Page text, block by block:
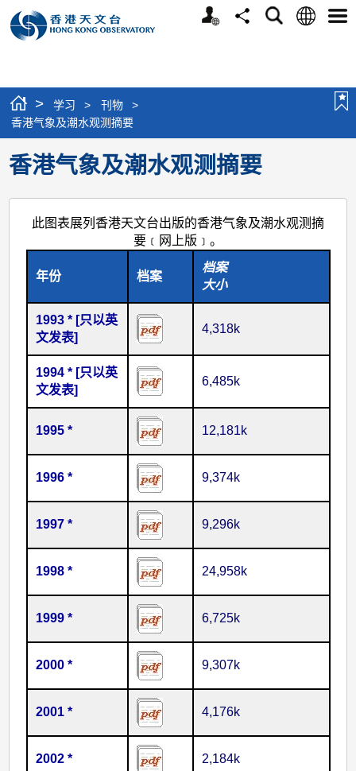
个
分
搜
语
选
> 学习 > 刊物
>
香港气象及潮水观测摘要
香港气象及潮水观测摘要
此图表展列香港天文台出版的香港气象及潮水观测摘
要﹝网上版﹞。
年份 档案
档案
大小
1993 * [只以英
文发表]
4,318k
1994 * [只以英
文发表]
6,485k
1995 * 12,181k
1996 * 9,374k
1997 * 9,296k
1998 * 24,958k
1999 * 6,725k
2000 * 9,307k
2001 * 4,176k
2002 * 2,184k